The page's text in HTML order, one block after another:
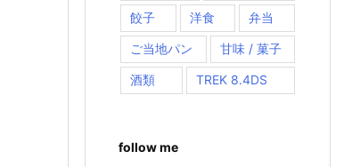
餃子 洋食 弁当
ご当地パン 甘味 / 菓子
酒類 TREK 8.4DS
follow me